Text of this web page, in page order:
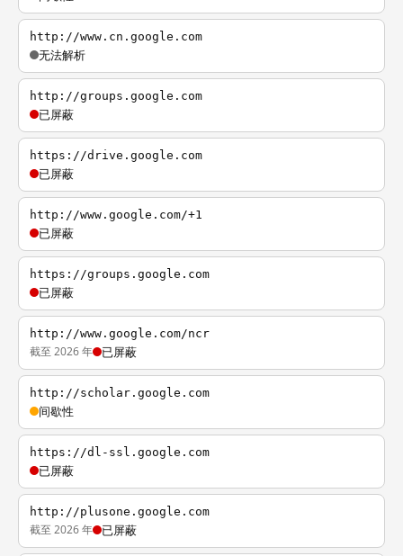
http://www.cn.google.com
无法解析
http://groups.google.com
已屏蔽
https://drive.google.com
已屏蔽
http://www.google.com/+1
已屏蔽
https://groups.google.com
已屏蔽
http://www.google.com/ncr
截至 2026 年 已屏蔽
http://scholar.google.com
间歇性
https://dl-ssl.google.com
已屏蔽
http://plusone.google.com
截至 2026 年 已屏蔽